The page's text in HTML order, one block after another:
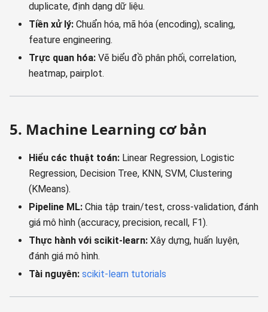
duplicate, định dạng dữ liệu.
Tiền xử lý: Chuẩn hóa, mã hóa (encoding), scaling,
feature engineering.
Trực quan hóa: Vẽ biểu đồ phân phối, correlation,
heatmap, pairplot.
5. Machine Learning cơ bản
Hiểu các thuật toán: Linear Regression, Logistic
Regression, Decision Tree, KNN, SVM, Clustering
(KMeans).
Pipeline ML: Chia tập train/test, cross-validation, đánh
giá mô hình (accuracy, precision, recall, F1).
Thực hành với scikit-learn: Xây dựng, huấn luyện,
đánh giá mô hình.
Tài nguyên: scikit-learn tutorials